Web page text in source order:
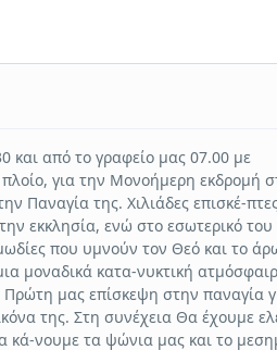
και από το γραφείο μας 07.00 με
για την Μονοήμερη εκδρομή
Παναγία της. Χιλιάδες επισκέ-
εκκλησία, ενώ στο εσωτερικό
που υμνούν τον Θεό και το
μοναδικά κατα-νυκτική
Πρώτη μας επίσκεψη στην παναγία
της. Στη συνέχεια Θα έχουμε
κά-νουμε τα ψώνια μας και το